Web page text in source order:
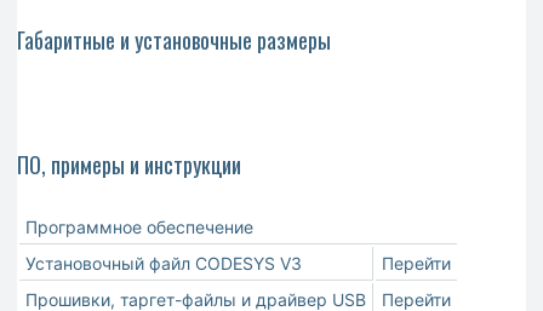
Габаритные и установочные размеры
ПО, примеры и инструкции
Программное обеспечение
Установочный файл CODESYS V3
Перейти
Прошивки, таргет-файлы и драйвер USB
Перейти